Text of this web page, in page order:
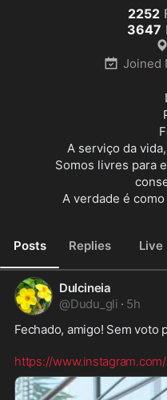
2252
3647
Joined
A serviço da
Somos livres para
A verdade é
Posts Replies Live
Dulcineia
@Dudu_gli · 5h
Fechado, amigo! Sem voto
https://